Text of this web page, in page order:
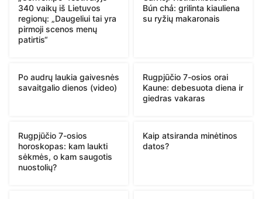
340 vaikų iš Lietuvos
regionų: „Daugeliui tai yra
pirmoji scenos menų
patirtis“
Bún chả: grilinta kiauliena
su ryžių makaronais
Po audrų laukia gaivesnės
savaitgalio dienos (video)
Rugpjūčio 7-osios orai
Kaune: debesuota diena ir
giedras vakaras
Rugpjūčio 7-osios
horoskopas: kam laukti
sėkmės, o kam saugotis
nuostolių?
Kaip atsiranda minėtinos
datos?